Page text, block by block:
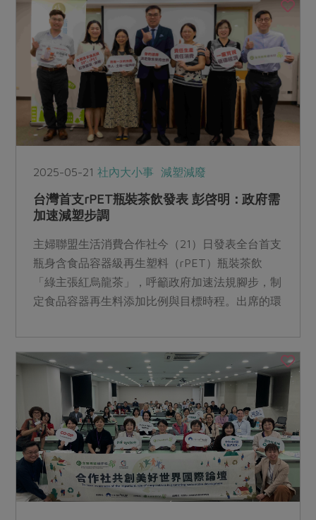
2025-05-21社內大小事 減塑減廢
台灣首支rPET瓶裝茶飲發表 彭啓明：政府需
加速減塑步調
主婦聯盟生活消費合作社今（21）日發表全台首支
瓶身含食品容器級再生塑料（rPET）瓶裝茶飲
「綠主張紅烏龍茶」，呼籲政府加速法規腳步，制
定食品容器再生料添加比例與目標時程。出席的環
色容器，政府減塑步調仍需加速。